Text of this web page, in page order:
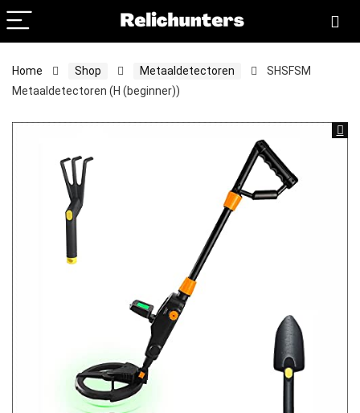
Home Shop Metaaldetectoren
SHSFSM
Metaaldetectoren (H (beginner))